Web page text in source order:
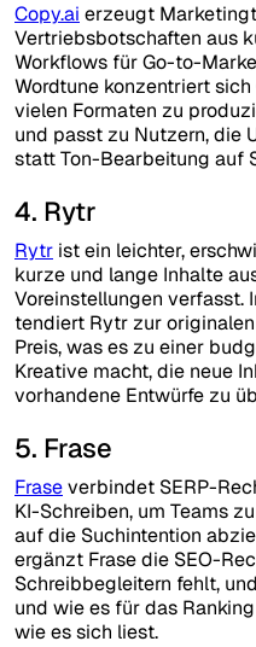
Copy.ai erzeugt
Vertriebsbotschaften aus
Workflows für Go-to-
Wordtune konzentriert sich
vielen Formaten zu
und passt zu Nutzern, die
statt Ton-Bearbeitung auf
4. Rytr
Rytr ist ein leichter,
kurze und lange Inhalte
Voreinstellungen verfasst.
tendiert Rytr zur
Preis, was es zu einer
Kreative macht, die neue
vorhandene Entwürfe zu
5. Frase
Fraseverbindet SERP-
KI-Schreiben, um Teams
auf die Suchintention
ergänzt Frase die SEO-
Schreibbegleitern fehlt,
und wie es für das
wie es sich liest.